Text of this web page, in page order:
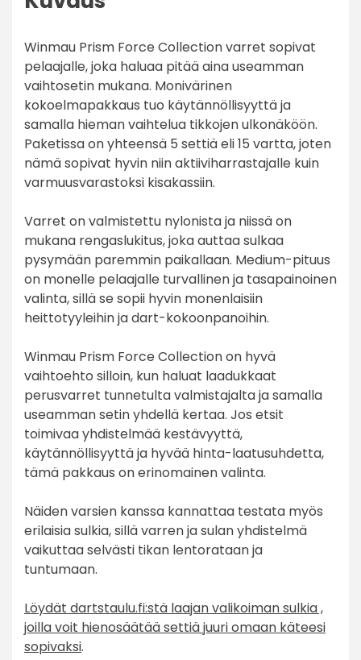
Winmau Prism Force Collection varret sopivat
pelaajalle, joka haluaa pitää aina useamman
vaihtosetin mukana. Monivärinen
kokoelmapakkaus tuo käytännöllisyyttä ja
samalla hieman vaihtelua tikkojen ulkonäköön.
Paketissa on yhteensä 5 settiä eli 15 vartta, joten
nämä sopivat hyvin niin aktiiviharrastajalle kuin
varmuusvarastoksi kisakassiin.
Varret on valmistettu nylonista ja niissä on
mukana rengaslukitus, joka auttaa sulkaa
pysymään paremmin paikallaan. Medium-pituus
on monelle pelaajalle turvallinen ja tasapainoinen
valinta, sillä se sopii hyvin monenlaisiin
heittotyyleihin ja dart-kokoonpanoihin.
Winmau Prism Force Collection on hyvä
vaihtoehto silloin, kun haluat laadukkaat
perusvarret tunnetulta valmistajalta ja samalla
useamman setin yhdellä kertaa. Jos etsit
toimivaa yhdistelmää kestävyyttä,
käytännöllisyyttä ja hyvää hinta-laatusuhdetta,
tämä pakkaus on erinomainen valinta.
Näiden varsien kanssa kannattaa testata myös
erilaisia sulkia, sillä varren ja sulan yhdistelmä
vaikuttaa selvästi tikan lentorataan ja
tuntumaan.
Löydät dartstaulu.fi:stä laajan valikoiman sulkia ,
joilla voit hienosäätää settiä juuri omaan käteesi
sopivaksi.